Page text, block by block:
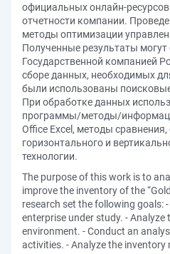
официальных онлайн-
отчетности компании.
методы оптимизации
Полученные результаты
Государственной компанией
сборе данных, необходимых
были использованы
При обработке данных
программы/методы/
Office Excel, методы
горизонтального и
технологии.
The purpose of this work is to
improve the inventory of the
research set the following goals:
enterprise under study. - Analyze
environment. - Conduct an
activities. - Analyze the